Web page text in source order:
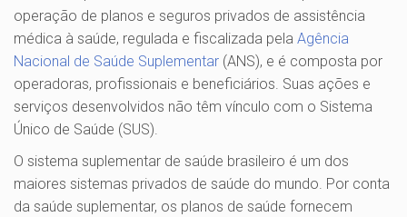
operação de planos e seguros privados de assistência
médica à saúde, regulada e fiscalizada pela Agência
Nacional de Saúde Suplementar (ANS), e é composta por
operadoras, profissionais e beneficiários. Suas ações e
serviços desenvolvidos não têm vínculo com o Sistema
Único de Saúde (SUS).
O sistema suplementar de saúde brasileiro é um dos
maiores sistemas privados de saúde do mundo. Por conta
da saúde suplementar, os planos de saúde fornecem